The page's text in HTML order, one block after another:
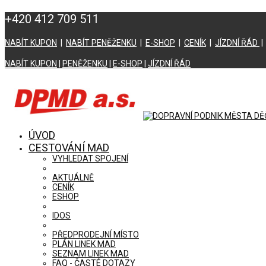
+420 412 709 511
NABÍT KUPON NABÍT PENĚŽENKU E-SHOP CENÍK JÍZDNÍ ŘÁD
NABÍT KUPON PENĚŽENKU E-SHOP JÍZDNÍ ŘÁD
ÚVOD
CESTOVÁNÍ MAD
VYHLEDAT SPOJENÍ
AKTUÁLNĚ
CENÍK
ESHOP
IDOS
PŘEDPRODEJNÍ MÍSTO
PLÁN LINEK MAD
SEZNAM LINEK MAD
FAQ - ČASTÉ DOTAZY